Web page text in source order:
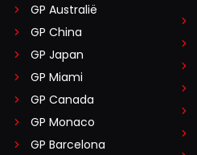
GP Australië
GP China
GP Japan
GP Miami
GP Canada
GP Monaco
GP Barcelona